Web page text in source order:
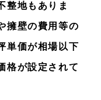
整地もありま
擁壁の費用等の
単価が相場以下
格が設定されて